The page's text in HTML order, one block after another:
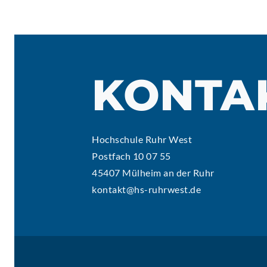
Hochschule Ruhr West
Postfach 10 07 55
45407 Mülheim an der Ruhr
kontakt@hs-ruhrwest.de